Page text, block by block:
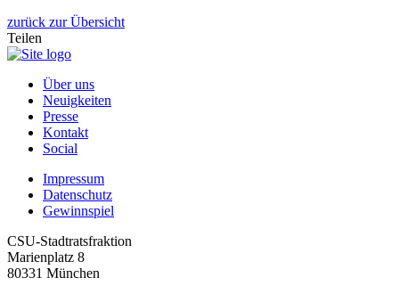
zurück zur Übersicht
Teilen
Über uns
Neuigkeiten
Presse
Kontakt
Social
Impressum
Datenschutz
Gewinnspiel
CSU-Stadtratsfraktion
Marienplatz 8
80331 München